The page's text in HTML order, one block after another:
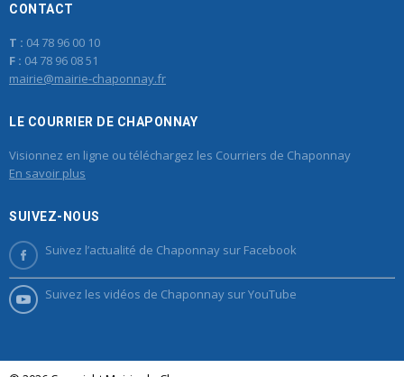
CONTACT
T : 04 78 96 00 10
F : 04 78 96 08 51
mairie@mairie-chaponnay.fr
LE COURRIER DE CHAPONNAY
Visionnez en ligne ou téléchargez les Courriers de Chaponnay
En savoir plus
SUIVEZ-NOUS
Suivez l’actualité de Chaponnay sur Facebook
Suivez les vidéos de Chaponnay sur YouTube